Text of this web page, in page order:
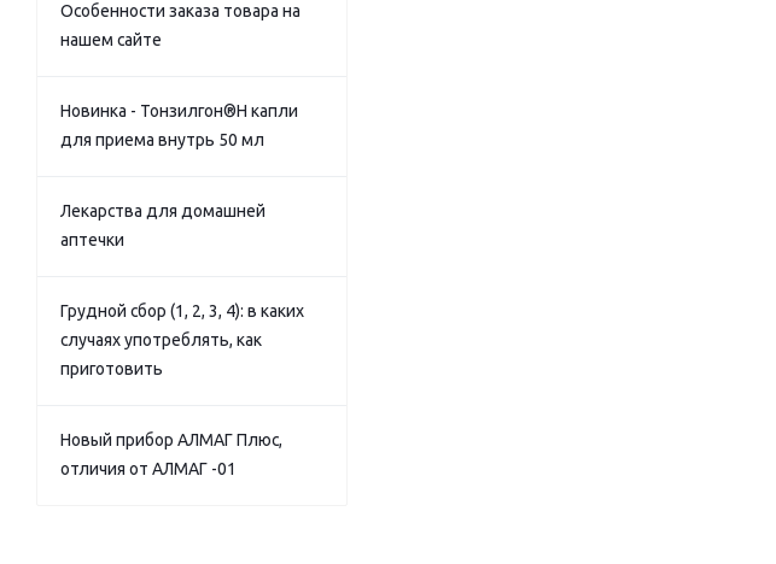
Особенности заказа товара на
нашем сайте
Новинка - Тонзилгон®Н капли
для приема внутрь 50 мл
Лекарства для домашней
аптечки
Грудной сбор (1, 2, 3, 4): в каких
случаях употреблять, как
приготовить
Новый прибор АЛМАГ Плюс,
отличия от АЛМАГ -01